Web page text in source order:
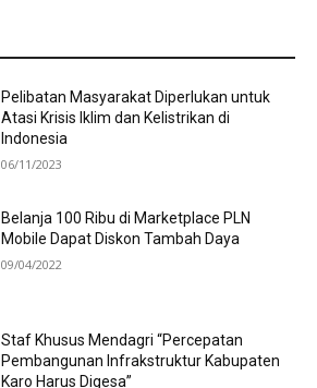
Pelibatan Masyarakat Diperlukan untuk
Atasi Krisis Iklim dan Kelistrikan di
Indonesia
06/11/2023
Belanja 100 Ribu di Marketplace PLN
Mobile Dapat Diskon Tambah Daya
09/04/2022
Staf Khusus Mendagri “Percepatan
Pembangunan Infrakstruktur Kabupaten
Karo Harus Digesa”